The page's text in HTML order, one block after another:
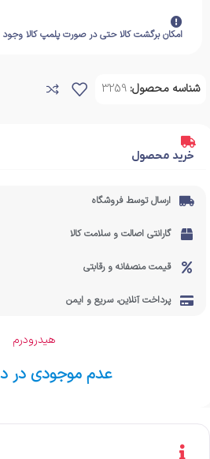
امکان برگشت کالا حتی در صورت پلمپ کالا وجود
شناسه محصول: 3259
خرید محصول
ارسال توسط فروشگاه
گارانتی اصالت و سلامت کالا
قیمت منصفانه و رقابتی
پرداخت آنلاین، سریع و ایمن
هیدرودرم
عدم موجودی در